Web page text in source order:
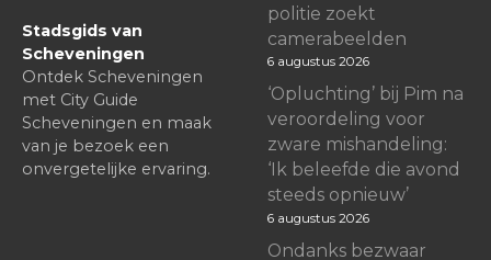
Stadsgids van
Scheveningen
Ontdek Scheveningen
met City Guide
Scheveningen en maak
van je bezoek een
onvergetelijke ervaring.
politie zoekt
camerabeelden
6 augustus 2026
‘Opluchting’ bij Pim na
veroordeling voor
zware mishandeling:
‘Ik beleefde die avond
steeds opnieuw’
6 augustus 2026
Ondanks bezwaar